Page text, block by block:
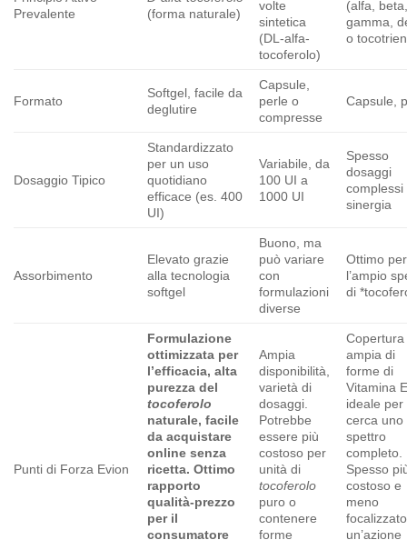
Prevalente
(forma naturale)
volte
sintetica
(DL-alfa-
tocoferolo)
(alfa,
gamma,
o
Formato
Softgel, facile da
deglutire
Capsule,
perle o
compresse
Capsule,
Dosaggio Tipico
Standardizzato
per un uso
quotidiano
efficace (es. 400
UI)
Variabile, da
100 UI a
1000 UI
Spesso
dosaggi
complessi
sinergia
Assorbimento
Elevato grazie
alla tecnologia
softgel
Buono, ma
può variare
con
formulazioni
diverse
Ottimo per
l’ampio
di
Punti di Forza Evion
Formulazione
ottimizzata per
l’efficacia, alta
purezza del
tocoferolo
naturale, facile
da acquistare
online senza
ricetta. Ottimo
rapporto
qualità-prezzo
per il
consumatore
Ampia
disponibilità,
varietà di
dosaggi.
Potrebbe
essere più
costoso per
unità di
tocoferolo
puro o
contenere
forme
Copertura
ampia di
forme di
Vitamina
ideale per
cerca uno
spettro
completo.
Spesso
costoso e
meno
un’azione